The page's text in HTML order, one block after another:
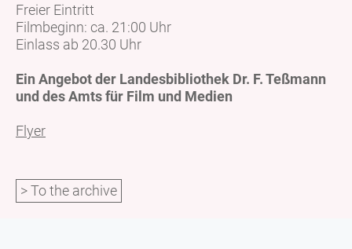
Freier Eintritt
Filmbeginn: ca. 21:00 Uhr
Einlass ab 20.30 Uhr
Ein Angebot der Landesbibliothek Dr. F. Teßmann
und des Amts für Film und Medien
Flyer
> To the archive